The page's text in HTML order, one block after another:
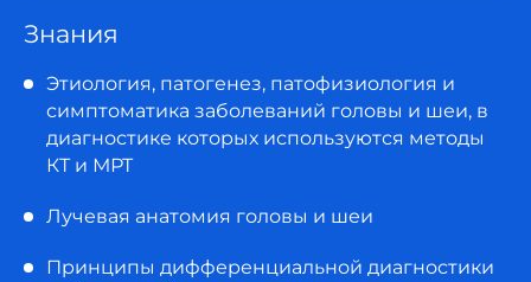
Знания
Этиология, патогенез, патофизиология и
симптоматика заболеваний головы и шеи, в
диагностике которых используются методы
КТ и МРТ
Лучевая анатомия головы и шеи
Принципы дифференциальной диагностики